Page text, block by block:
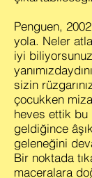
Penguen,
yola. Neler
iyi
sizin
çocukken
heves ettik
geldiğince
geleneğini
Bir noktada
maceralara